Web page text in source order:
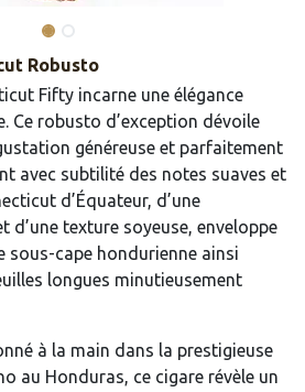
Robusto
Fifty incarne une élégance
Ce robusto d’exception dévoile
généreuse et parfaitement
avec subtilité des notes suaves et
d’Équateur, d’une
d’une texture soyeuse, enveloppe
sous-cape hondurienne ainsi
longues minutieusement
à la main dans la prestigieuse
au Honduras, ce cigare révèle un